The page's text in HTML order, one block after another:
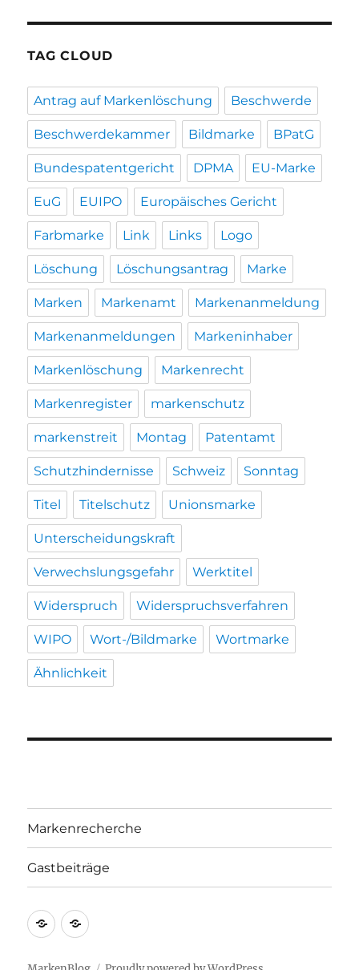
TAG CLOUD
Antrag auf Markenlöschung Beschwerde
Beschwerdekammer Bildmarke BPatG
Bundespatentgericht DPMA EU-Marke
EuG EUIPO Europäisches Gericht
Farbmarke Link Links Logo
Löschung Löschungsantrag Marke
Marken Markenamt Markenanmeldung
Markenanmeldungen Markeninhaber
Markenlöschung Markenrecht
Markenregister markenschutz
markenstreit Montag Patentamt
Schutzhindernisse Schweiz Sonntag
Titel Titelschutz Unionsmarke
Unterscheidungskraft
Verwechslungsgefahr Werktitel
Widerspruch Widerspruchsverfahren
WIPO Wort-/Bildmarke Wortmarke
Ähnlichkeit
Markenrecherche
Gastbeiträge
Markenrecherche
Gastbeiträge